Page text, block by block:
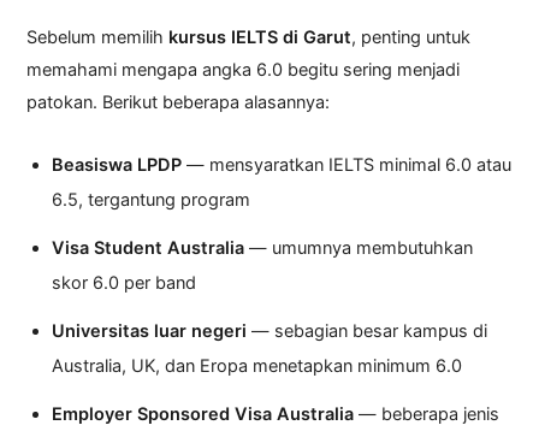
Sebelum memilih kursus IELTS di Garut, penting untuk
memahami mengapa angka 6.0 begitu sering menjadi
patokan. Berikut beberapa alasannya:
Beasiswa LPDP — mensyaratkan IELTS minimal 6.0 atau
6.5, tergantung program
Visa Student Australia — umumnya membutuhkan
skor 6.0 per band
Universitas luar negeri — sebagian besar kampus di
Australia, UK, dan Eropa menetapkan minimum 6.0
Employer Sponsored Visa Australia — beberapa jenis